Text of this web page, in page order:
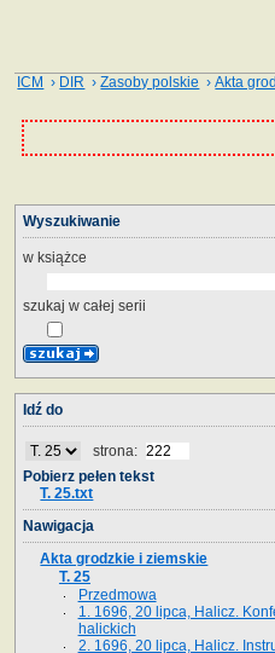
ICM › DIR ›Zasoby polskie ›Akta
Wyszukiwanie
w książce
szukaj w całej serii
Idź do
strona:
Pobierz pełen tekst
T. 25.txt
Nawigacja
Akta grodzkie i ziemskie
T. 25
Przedmowa
1. 1696, 20 lipca, Halicz.
halickich
2. 1696, 20 lipca, Halicz.